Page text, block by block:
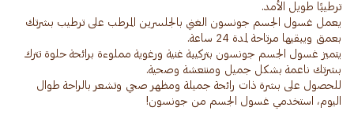
يعمل غسول الجسم جونسون الغني بالجلسرين المرطب على ترطيب بشرتك
يتميز غسول الجسم جونسون بتركيبة غنية ورغوية مملوءة برائحة حلوة تترك
للحصول على بشرة ذات رائحة جميلة ومظهر صحي وتشعر بالراحة طوال
اليوم، استخدمي غسول الجسم من جونسون!